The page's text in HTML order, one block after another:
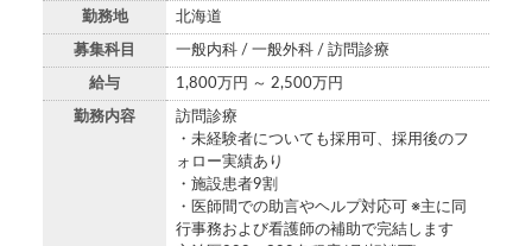
勤務地 北海道
募集科目 一般内科 / 一般外科 / 訪問診療
給与 1,800万円 ～ 2,500万円
勤務内容
訪問診療
・未経験者についても採用可、採用後のフ
ォロー実績あり
・施設患者9割
・医師間での助言やヘルプ対応可 ※主に同
行事務および看護師の補助で完結します